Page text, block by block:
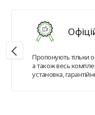
Пропонують тільки
а також весь
установка,